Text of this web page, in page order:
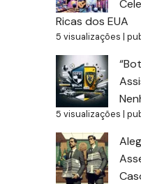
Ricas dos EUA
5 visualizações |
5 visualizações |